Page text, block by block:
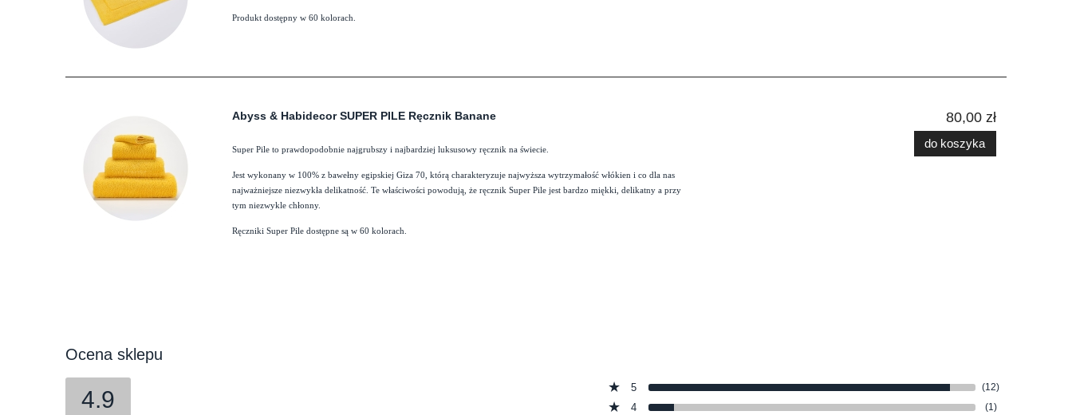
Produkt dostępny w 60 kolorach.
Abyss & Habidecor SUPER PILE Ręcznik Banane
Super Pile to prawdopodobnie najgrubszy i najbardziej luksusowy ręcznik na świecie.
Jest wykonany w 100% z bawełny egipskiej Giza 70, którą charakteryzuje najwyższa wytrzymałość włókien i co dla nas
najważniejsze niezwykła delikatność. Te właściwości powodują, że ręcznik Super Pile jest bardzo miękki, delikatny a przy
tym niezwykle chłonny.
Ręczniki Super Pile dostępne są w 60 kolorach.
80,00 zł
do koszyka
Ocena sklepu
4.9 5 (12)
4 (1)